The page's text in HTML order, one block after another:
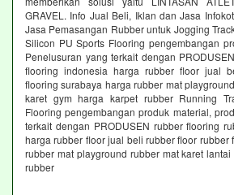
GRAVEL. Info Jual Beli, Iklan dan Jasa
Jasa Pemasangan Rubber untuk Jogging
Silicon PU Sports Flooring pengembangan
Penelusuran yang terkait dengan
flooring indonesia harga rubber floor jual
flooring surabaya harga rubber mat
karet gym harga karpet rubber Running
Flooring pengembangan produk material,
terkait dengan PRODUSEN rubber flooring
harga rubber floor jual beli rubber floor rubber
rubber mat playground rubber mat karet
rubber